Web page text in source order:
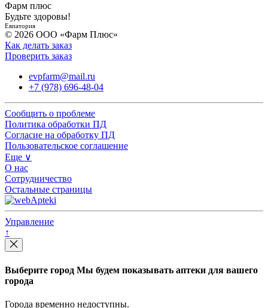
Фарм плюс
Будьте здоровы!
Евпатория
© 2026 ООО «Фарм Плюс»
Как делать заказ
Проверить заказ
evpfarm@mail.ru
+7 (978) 696-48-04
Сообщить о проблеме
Политика обработки ПД
Согласие на обработку ПД
Пользовательское соглашение
Еще ∨
О нас
Сотрудничество
Остальные страницы
Управление
↑
Выберите город Мы будем показывать аптеки для вашего
города
Города временно недоступны.